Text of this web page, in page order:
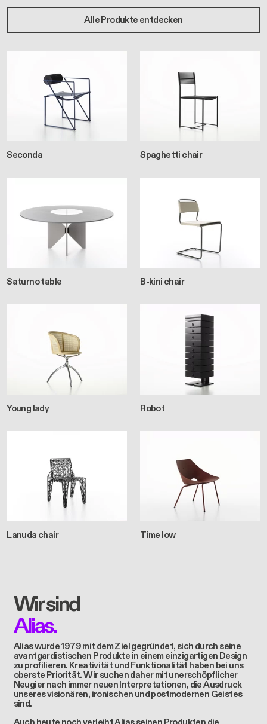
Alle Produkte entdecken
Seconda Spaghetti chair
Saturno table B-kini chair
Young lady Robot
Lanuda chair Time low
Wir sind
Alias.
Alias wurde 1979 mit dem Ziel gegründet, sich durch seine
avantgardistischen Produkte in einem einzigartigen Design
zu profilieren. Kreativität und Funktionalität haben bei uns
oberste Priorität. Wir suchen daher mit unerschöpflicher
Neugier nach immer neuen Interpretationen, die Ausdruck
unseres visionären, ironischen und postmodernen Geistes
sind.